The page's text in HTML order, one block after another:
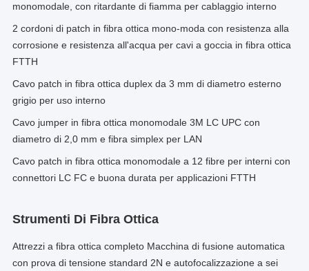
monomodale, con ritardante di fiamma per cablaggio interno
2 cordoni di patch in fibra ottica mono-moda con resistenza alla
corrosione e resistenza all'acqua per cavi a goccia in fibra ottica
FTTH
Cavo patch in fibra ottica duplex da 3 mm di diametro esterno
grigio per uso interno
Cavo jumper in fibra ottica monomodale 3M LC UPC con
diametro di 2,0 mm e fibra simplex per LAN
Cavo patch in fibra ottica monomodale a 12 fibre per interni con
connettori LC FC e buona durata per applicazioni FTTH
Strumenti Di Fibra Ottica
Attrezzi a fibra ottica completo Macchina di fusione automatica
con prova di tensione standard 2N e autofocalizzazione a sei